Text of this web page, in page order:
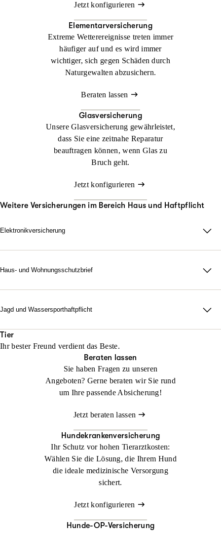
Jetzt konfigurieren
Elementarversicherung
Extreme Wetterereignisse treten immer
häufiger auf und es wird immer
wichtiger, sich gegen Schäden durch
Naturgewalten abzusichern.
Beraten lassen
Glasversicherung
Unsere Glasversicherung gewährleistet,
dass Sie eine zeitnahe Reparatur
beauftragen können, wenn Glas zu
Bruch geht.
Jetzt konfigurieren
Weitere Versicherungen im Bereich Haus und Haftpflicht
Elektronikversicherung
Bei uns können Sie mit der Elektronikversicherung nahezu alle
versichern. Damit wollen wir Sie vor hohen Kosten schützen,
Haus- und Wohnungsschutzbrief
zu Hause Not am Mann ist, rufen Sie einfach an. Den Rest
die Kosten.
Jetzt konfigurieren Beraten lassen
Jagd und Wassersporthaftpflicht
Schadenersatzansprüche nach sich ziehen. Als Verursacher
haften Sie, notfalls mit Ihrem ganzen Vermögen. Schützen Sie
sich daher mit unseren speziellen Angeboten der Jagd-
Haftpflichtversicherung und der Wassersport-
Haftpflichtversicherung vor den finanziellen Folgen.
Tier
Ihr bester Freund verdient das Beste.
Beraten lassen
Sie haben Fragen zu unseren
Angeboten? Gerne beraten wir Sie rund
um Ihre passende Absicherung!
Jetzt beraten lassen
Hundekrankenversicherung
Ihr Schutz vor hohen Tierarztkosten:
Wählen Sie die Lösung, die Ihrem Hund
die ideale medizinische Versorgung
sichert.
Jetzt konfigurieren
Hunde-OP-Versicherung